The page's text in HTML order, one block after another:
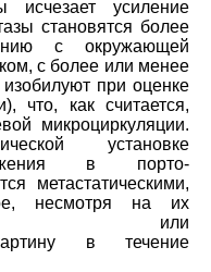
усиление
становятся более
с окружающей
с более или менее
при оценке
что, как считается,
микроциркуляции.
установке
в порто-
метастатическими,
несмотря на их
или
картину в течение